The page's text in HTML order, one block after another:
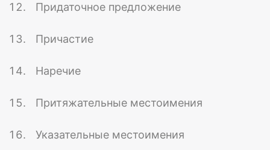
Придаточное предложение
Причастие
Наречие
Притяжательные местоимения
Указательные местоимения